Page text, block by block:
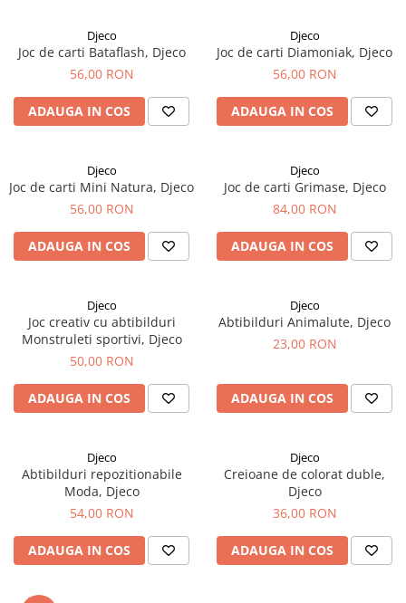
Djeco
Joc de carti Bataflash, Djeco
56,00 RON
ADAUGA IN COS
Djeco
Joc de carti Diamoniak, Djeco
56,00 RON
ADAUGA IN COS
Djeco
Joc de carti Mini Natura, Djeco
56,00 RON
ADAUGA IN COS
Djeco
Joc de carti Grimase, Djeco
84,00 RON
ADAUGA IN COS
Djeco
Joc creativ cu abtibilduri
Monstruleti sportivi, Djeco
50,00 RON
ADAUGA IN COS
Djeco
Abtibilduri Animalute, Djeco
23,00 RON
ADAUGA IN COS
Djeco
Abtibilduri repozitionabile
Moda, Djeco
54,00 RON
ADAUGA IN COS
Djeco
Creioane de colorat duble,
Djeco
36,00 RON
ADAUGA IN COS